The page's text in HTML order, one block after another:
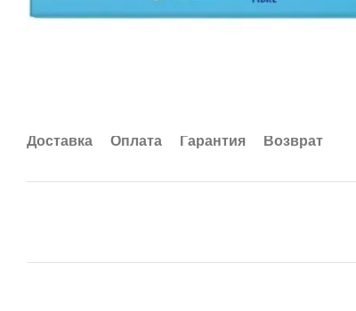
Доставка Оплата Гарантия Возврат